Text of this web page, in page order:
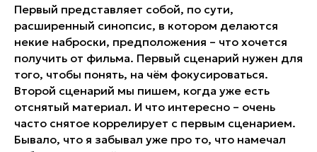
Первый представляет собой, по сути,
расширенный синопсис, в котором делаются
некие наброски, предположения – что хочется
получить от фильма. Первый сценарий нужен для
того, чтобы понять, на чём фокусироваться.
Второй сценарий мы пишем, когда уже есть
отснятый материал. И что интересно – очень
часто снятое коррелирует с первым сценарием.
Бывало, что я забывал уже про то, что намечал